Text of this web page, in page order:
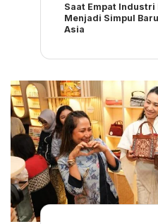
Saat Empat
Menjadi Simpul
Asia